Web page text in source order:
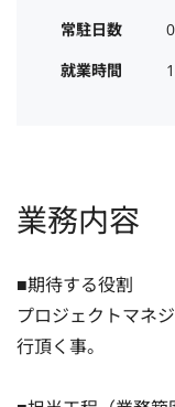
常駐日数
就業時間
業務内容
■期待する役割
プロジェクトマネ
行頂く事。